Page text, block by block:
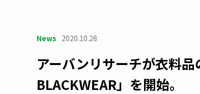
News 2020.10.28
アーバンリサーチが衣料
BLACKWEAR」を開始。